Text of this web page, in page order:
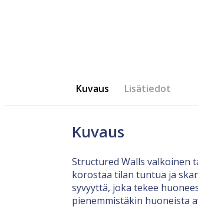
Kuvaus Lisätiedot
Kuvaus
Structured Walls valkoinen
korostaa tilan tuntua ja
syvyyttä, joka tekee
pienemmistäkin huoneista